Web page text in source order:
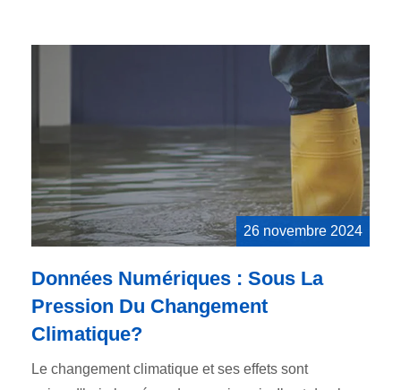
26 novembre 2024
Données Numériques : Sous La
Pression Du Changement
Climatique?
Le changement climatique et ses effets sont